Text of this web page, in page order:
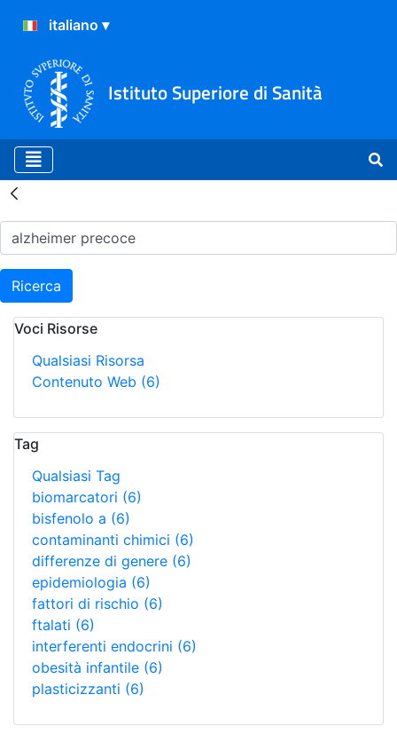
Istituto Superiore di Sanità
Risultati della Ricerca -
Ricerca
Voci Risorse
Qualsiasi Risorsa
Contenuto Web (6)
Tag
Qualsiasi Tag
biomarcatori (6)
bisfenolo a (6)
contaminanti chimici (6)
differenze di genere (6)
epidemiologia (6)
fattori di rischio (6)
ftalati (6)
interferenti endocrini (6)
obesità infantile (6)
plasticizzanti (6)